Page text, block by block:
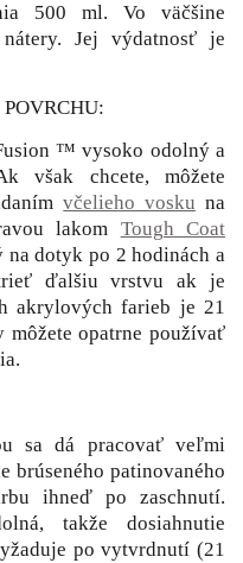
500 ml. Vo väčšine
Jej výdatnosť je
™ vysoko odolný a
však chcete, môžete
včelieho vosku na
lakom Tough Coat
dotyk po 2 hodinách a
ďalšiu vrstvu ak je
akrylových farieb je 21
môžete opatrne používať
sa dá pracovať veľmi
brúseného patinovaného
ihneď po zaschnutí.
takže dosiahnutie
po vytvrdnutí (21